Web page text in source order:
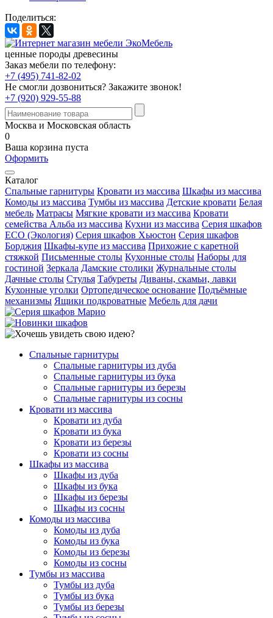
Поделиться:
ценные породы древесины
Заказ мебели по телефону:
+7 (495) 741-82-02
Не смогли дозвониться? Закажите звонок!
+7 (920) 929-55-88
Москва и Московская область
0
Ваша корзина пуста
Оформить
Каталог
Спальные гарнитуры Кровати из массива Шкафы из массива
Комоды из массива Тумбы из массива Детские кровати Белая
мебель Матрасы Мягкие кровати из массива Кровати
семейства Альба из массива Кухни из массива Серия шкафов
ECO (Экология) Серия шкафов Хьюстон Серия шкафов
Борджия Шкафы-купе из массива Прихожие с каретной
стяжкой Письменные столы Кухонные столы Наборы для
гостиной Зеркала Дамские столики Журнальные столы
Дачные столы Стулья Табуреты Диваны, скамьи, лавки
Кухонные уголки Ортопедическое основание Подъёмные
механизмы Ящики подкроватные Мебель для дачи
Спальные гарнитуры
Спальные гарнитуры из дуба
Спальные гарнитуры из бука
Спальные гарнитуры из березы
Спальные гарнитуры из сосны
Кровати из массива
Кровати из дуба
Кровати из бука
Кровати из березы
Кровати из сосны
Шкафы из массива
Шкафы из дуба
Шкафы из бука
Шкафы из березы
Шкафы из сосны
Комоды из массива
Комоды из дуба
Комоды из бука
Комоды из березы
Комоды из сосны
Тумбы из массива
Тумбы из дуба
Тумбы из бука
Тумбы из березы